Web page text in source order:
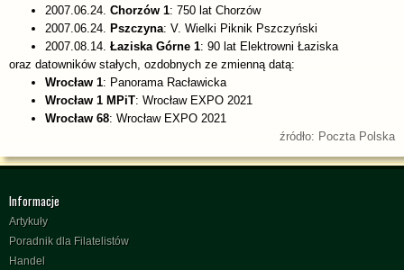
2007.06.24. Chorzów 1: 750 lat Chorzów
2007.06.24. Pszczyna: V. Wielki Piknik Pszczyński
2007.08.14. Łaziska Górne 1: 90 lat Elektrowni Łaziska
oraz datowników stałych, ozdobnych ze zmienną datą:
Wrocław 1: Panorama Racławicka
Wrocław 1 MPiT: Wrocław EXPO 2021
Wrocław 68: Wrocław EXPO 2021
źródło: Poczta Polska
Informacje
Artykuły
Poradnik dla Filatelistów
Handel